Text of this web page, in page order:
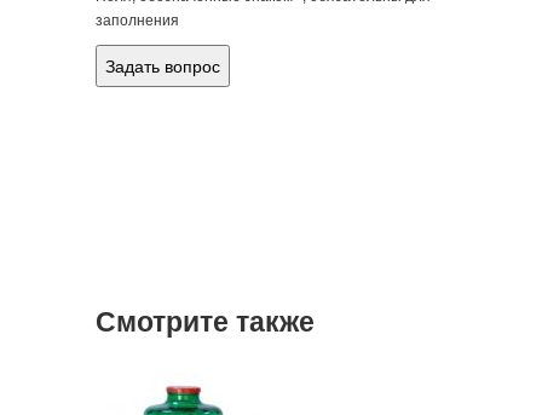
заполнения
Смотрите также